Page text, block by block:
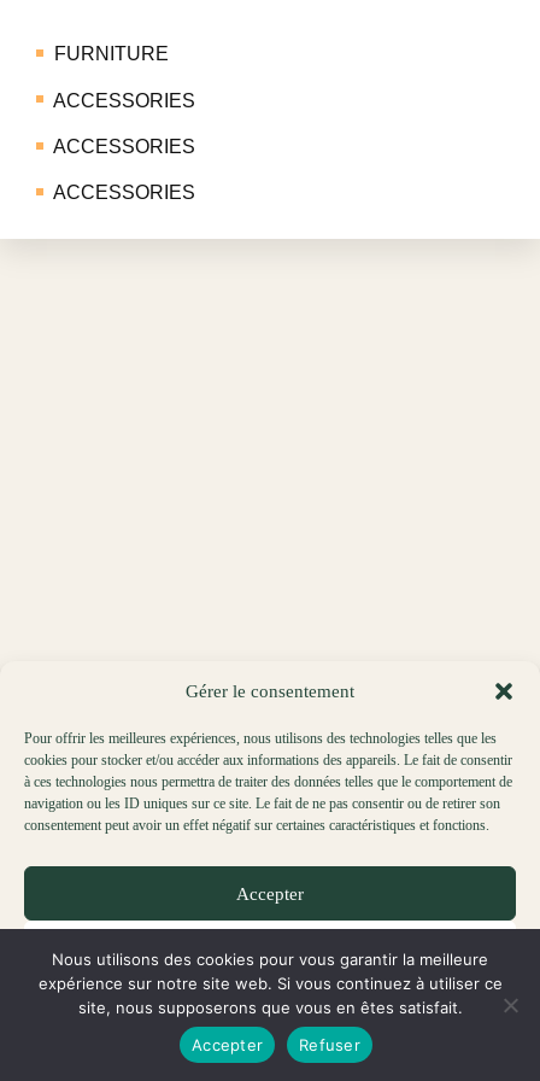
Gérer le consentement
Pour offrir les meilleures expériences, nous utilisons des technologies telles que les
cookies pour stocker et/ou accéder aux informations des appareils. Le fait de consentir
à ces technologies nous permettra de traiter des données telles que le comportement de
navigation ou les ID uniques sur ce site. Le fait de ne pas consentir ou de retirer son
consentement peut avoir un effet négatif sur certaines caractéristiques et fonctions.
Accepter
Voir les préférences
Politique de cookiesDéclaration de confidentialité
FURNITURE
ACCESSORIES
ACCESSORIES
ACCESSORIES
Nous utilisons des cookies pour vous garantir la meilleure
expérience sur notre site web. Si vous continuez à utiliser ce
site, nous supposerons que vous en êtes satisfait.
Accepter
Refuser